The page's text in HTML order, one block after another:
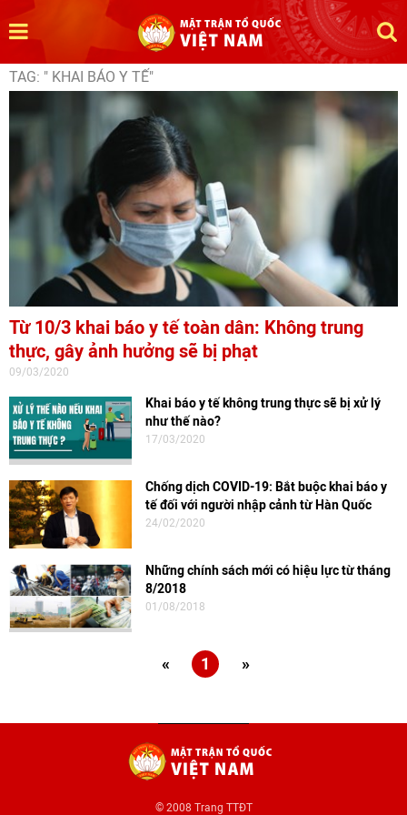
TAG: " KHAI BÁO Y TẾ"
Từ 10/3 khai báo y tế toàn dân: Không trung
thực, gây ảnh hưởng sẽ bị phạt
09/03/2020
Khai báo y tế không trung thực sẽ bị xử lý
như thế nào?
17/03/2020
Chống dịch COVID-19: Bắt buộc khai báo y
tế đối với người nhập cảnh từ Hàn Quốc
24/02/2020
Những chính sách mới có hiệu lực từ tháng
8/2018
01/08/2018
« 1 »
© 2008 Trang TTĐT